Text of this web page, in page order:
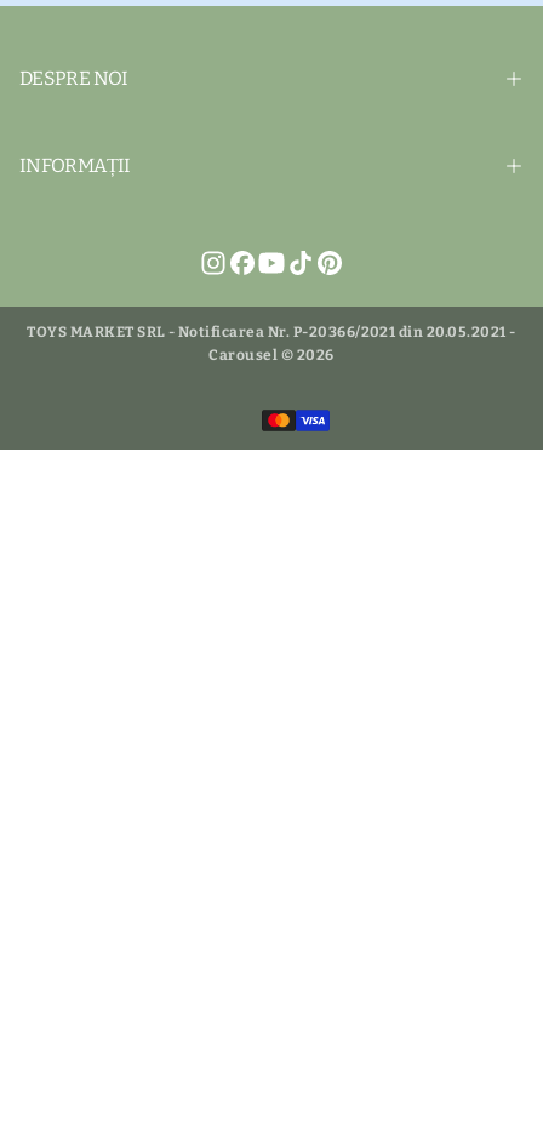
DESPRE NOI
INFORMAȚII
TOYS MARKET SRL - Notificarea Nr. P-20366/2021 din 20.05.2021 -
Carousel © 2026
Metode